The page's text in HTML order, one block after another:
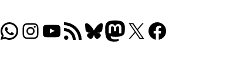
WhatsApp
Folgt uns auf Instagram
Besucht unseren YouTube-Kanal
RSS-FeedBluesky
Folgt uns auf Mastodon
X Folgt uns auf Facebook